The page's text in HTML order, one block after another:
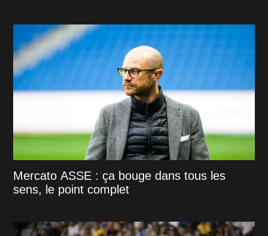
Mercato ASSE : ça bouge dans tous les
sens, le point complet